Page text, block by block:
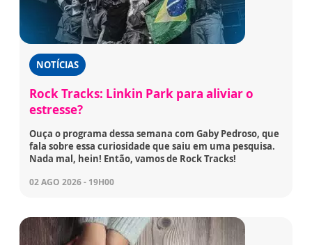
NOTÍCIAS
Rock Tracks: Linkin Park para aliviar o
estresse?
Ouça o programa dessa semana com Gaby Pedroso, que
fala sobre essa curiosidade que saiu em uma pesquisa.
Nada mal, hein! Então, vamos de Rock Tracks!
02 AGO 2026 - 19H00